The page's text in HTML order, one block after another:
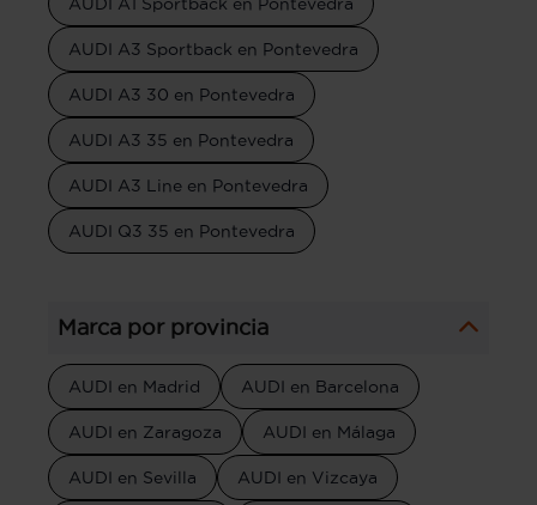
AUDI A3 Sportback en Pontevedra
AUDI A3 30 en Pontevedra
AUDI A3 35 en Pontevedra
AUDI A3 Line en Pontevedra
AUDI Q3 35 en Pontevedra
Marca por provincia
AUDI en Madrid AUDI en Barcelona
AUDI en Zaragoza AUDI en Málaga
AUDI en Sevilla AUDI en Vizcaya